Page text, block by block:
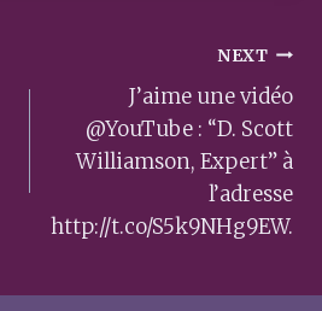
NEXT
J’aime une vidéo
@YouTube : “D. Scott
Williamson, Expert” à
l’adresse
http://t.co/S5k9NHg9EW.